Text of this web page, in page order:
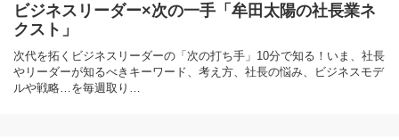
ビジネスリーダー×次の一手「牟田太陽の社長業ネ
クスト」
次代を拓くビジネスリーダーの「次の打ち手」10分で知る！いま、社長
やリーダーが知るべきキーワード、考え方、社長の悩み、ビジネスモデ
ルや戦略…を毎週取り…